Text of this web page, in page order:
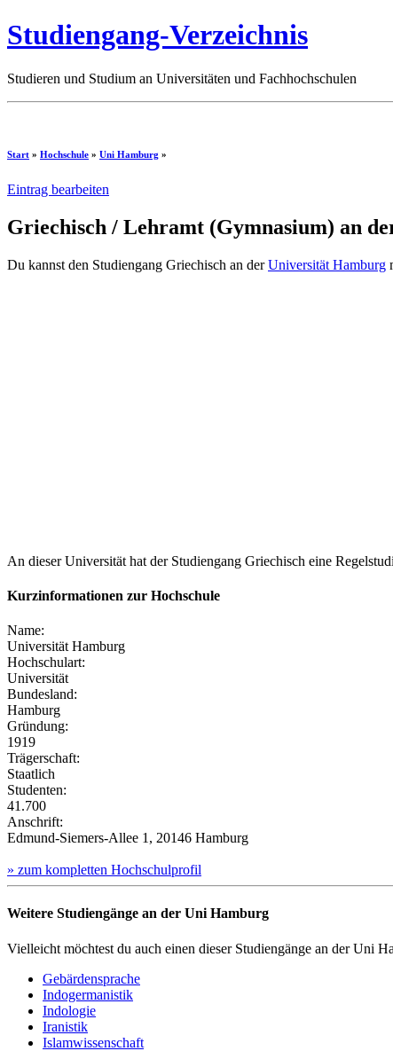
Studiengang-Verzeichnis
Studieren und Studium an Universitäten und Fachhochschulen
Start » Hochschule » Uni Hamburg »
Eintrag bearbeiten
Griechisch / Lehramt (Gymnasium) an
Du kannst den Studiengang Griechisch an derUniversität Hamburg
An dieser Universität hat der Studiengang Griechisch eine
Kurzinformationen zur Hochschule
Name:
Universität Hamburg
Hochschulart:
Universität
Bundesland:
Hamburg
Gründung:
1919
Trägerschaft:
Staatlich
Studenten:
41.700
Anschrift:
Edmund-Siemers-Allee 1, 20146 Hamburg
» zum kompletten Hochschulprofil
Weitere Studiengänge an der Uni Hamburg
Vielleicht möchtest du auch einen dieser Studiengänge an der Uni
Gebärdensprache
Indogermanistik
Indologie
Iranistik
Islamwissenschaft